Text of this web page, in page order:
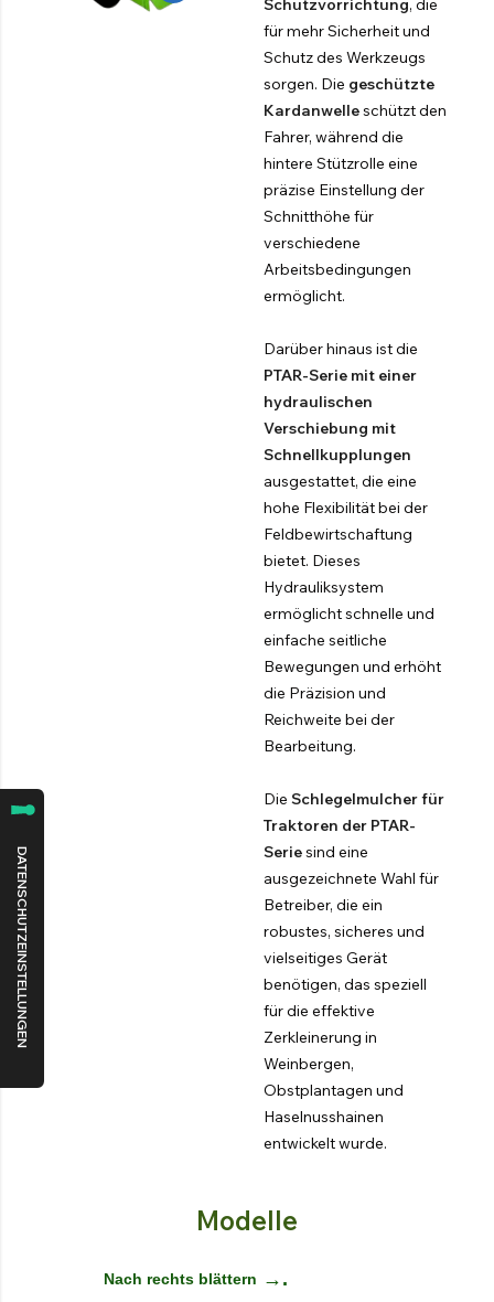
Schutzvorrichtung, die
für mehr Sicherheit und
Schutz des Werkzeugs
sorgen. Die geschützte
Kardanwelleschützt den
Fahrer, während die
hintere Stützrolle eine
präzise Einstellung der
Schnitthöhe für
verschiedene
Arbeitsbedingungen
ermöglicht.
Darüber hinaus ist die
PTAR-Serie mit einer
hydraulischen
Verschiebung mit
Schnellkupplungen
ausgestattet, die eine
hohe Flexibilität bei der
Feldbewirtschaftung
bietet. Dieses
Hydrauliksystem
ermöglicht schnelle und
einfache seitliche
Bewegungen und erhöht
die Präzision und
Reichweite bei der
Bearbeitung.
DieSchlegelmulcher für
Traktoren der PTAR-
Seriesind eine
ausgezeichnete Wahl für
Betreiber, die ein
robustes, sicheres und
vielseitiges Gerät
benötigen, das speziell
für die effektive
Zerkleinerung in
Weinbergen,
Obstplantagen und
Haselnusshainen
entwickelt wurde.
Modelle
Nach rechts blättern →.